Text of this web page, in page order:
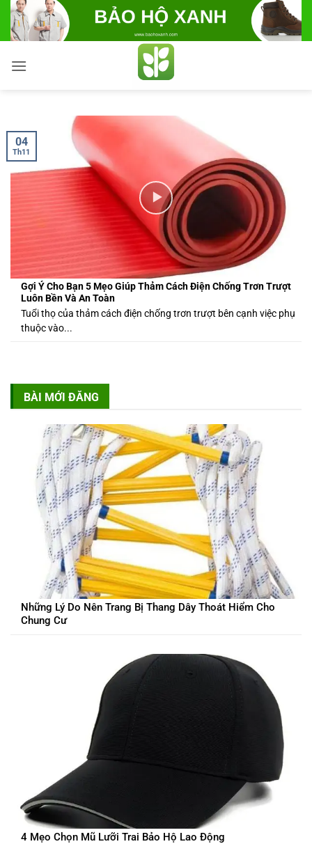
Bỏ
qua
nội
dung
Gợi Ý Cho Bạn 5 Mẹo Giúp Thảm Cách Điện Chống Trơn Trượt
Luôn Bền Và An Toàn
Tuổi thọ của thảm cách điện chống trơn trượt bên cạnh việc phụ
thuộc vào...
04
Th11
BÀI MỚI ĐĂNG
Những Lý Do Nên Trang Bị Thang Dây Thoát Hiểm Cho
Chung Cư
4 Mẹo Chọn Mũ Lưỡi Trai Bảo Hộ Lao Động